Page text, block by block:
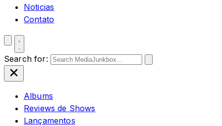
Noticias
Contato
Search for:
Albums
Reviews de Shows
Lançamentos